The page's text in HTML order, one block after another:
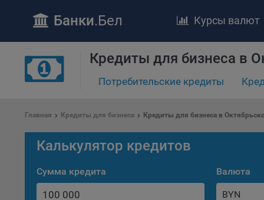
Банки.Бел Курсы валют
Кредиты для бизнеса в
Потребительские кредиты
Главная Кредиты для бизнеса Кредиты для бизнеса в
Калькулятор кредитов
Сумма кредита Валюта
BYN